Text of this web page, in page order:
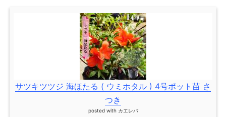
サツキツツジ 海ほたる ( ウミホタル ) 4号ポット苗 さ
つき
posted with カエレバ